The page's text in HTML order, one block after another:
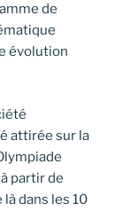
de
évolution
attirée sur la
partir de
dans les 10